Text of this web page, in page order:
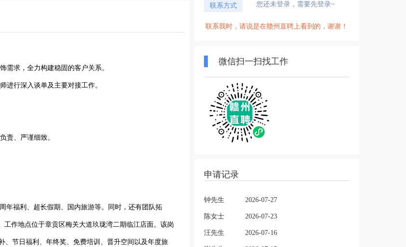
需求，全力构建稳固的客户关系。
进行深入谈单及主要对接工作。
责、严谨细致。
年福利、超长假期、国内旅游等。同时，还有团队拓
作地点位于章贡区梅关大道玖珑湾二期临江店面。该岗
、节日福利、年终奖、免费培训、晋升空间以及年度旅
联系方式 您还未登录，需要先登录~
联系我时，请说是在赣州直聘上看到的，谢谢！
微信扫一扫找工作
申请记录
钟先生 2026-07-27
陈女士 2026-07-23
汪先生 2026-07-16